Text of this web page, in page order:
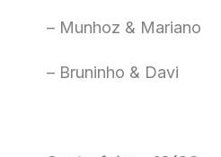
– Munhoz & Mariano
– Bruninho & Davi